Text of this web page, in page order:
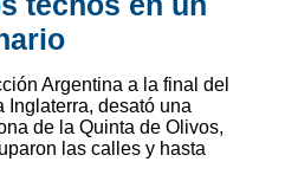
Argentina a la final del
Inglaterra, desató una
de la Quinta de Olivos,
las calles y hasta